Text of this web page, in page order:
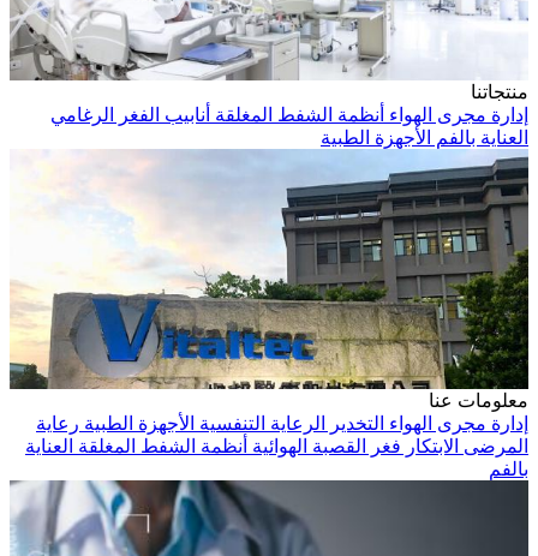
منتجاتنا
إدارة مجرى الهواء أنظمة الشفط المغلقة أنابيب الفغر الرغامي
العناية بالفم
الأجهزة الطبية
معلومات عنا
إدارة مجرى الهواء التخدير الرعاية التنفسية الأجهزة الطبية رعاية
المرضى الابتكار فغر القصبة الهوائية أنظمة الشفط المغلقة العناية
بالفم